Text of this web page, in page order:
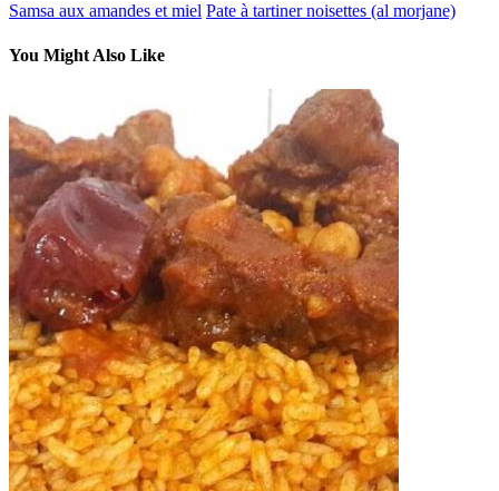
Samsa aux amandes et miel Pate à tartiner noisettes (al morjane)
You Might Also Like